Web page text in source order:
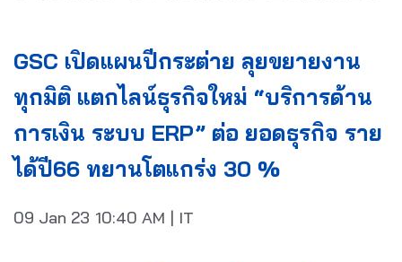
GSC เปิดแผนปีกระต่าย ลุยขยายงาน
ทุกมิติ แตกไลน์ธุรกิจใหม่ “บริการด้าน
การเงิน ระบบ ERP” ต่อ ยอดธุรกิจ ราย
ได้ปี66 ทยานโตแกร่ง 30 %
09 Jan 23 10:40 AM | IT